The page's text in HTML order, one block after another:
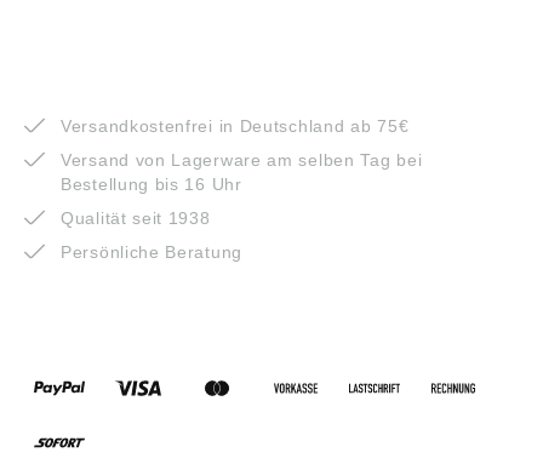
Versandkostenfrei in Deutschland ab 75€
Versand von Lagerware am selben Tag bei
Bestellung bis 16 Uhr
Qualität seit 1938
Persönliche Beratung